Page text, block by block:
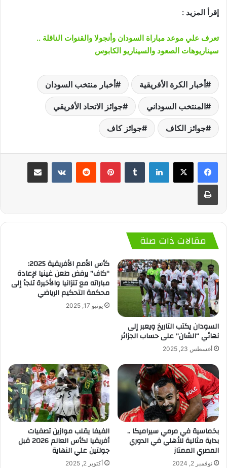
إقرأ المزيد :
تعرف علي موعد مباراة السودان وأنجولا والقنوات الناقلة ..
سيناريوهات الصعود والسيناريو الكابوس
أخبار الكرة الأفريقية أخبار منتخب السودان
المنتخب السوداني جوائز الاتحاد الأفريقي
جوائز الكاف جوائز كاف
لينكدإن بينتيريست
مقالات ذات صلة
السودان يكتب التاريخ ويعبر إلى
نهائي “الشان” على حساب الجزائر
أغسطس 23, 2025
كأس الأمم الأفريقية 2025:
“كاف” يرفض طعن غينيا لإعادة
مباراته مع تنزانيا والأخيرة تلجأ إلى
محكمة التحكيم الرياضي
يونيو 17, 2025
بخماسية في مرمي سيراميكا ..
بداية مثالية للأهلي في الدوري
المصري الممتاز
نوفمبر 2, 2024
الفيفا يقلب موازين تصفيات
أفريقيا لكأس العالم 2026 قبل
جولتين علي النهاية
أكتوبر 2, 2025